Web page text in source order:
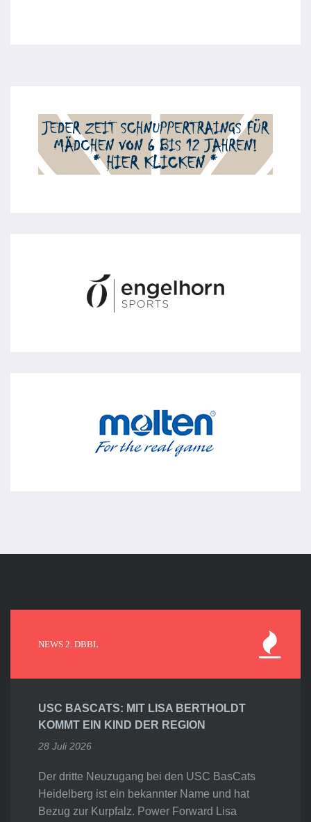
NEWS 2. DBBL
USC BASCATS: MIT LISA BERTHOLDT
KOMMT EIN KIND DER REGION
28 Juli 2026
Der dritte Neuzugang bei den USC BasCats
Heidelberg ist ein bekannter Name und hat
Bezug zur Kurpfalz. Power Forward Lisa